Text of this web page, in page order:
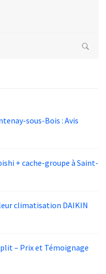
sous-Bois : Avis
+ cache-groupe à Saint-
climatisation DAIKIN
– Prix et Témoignage